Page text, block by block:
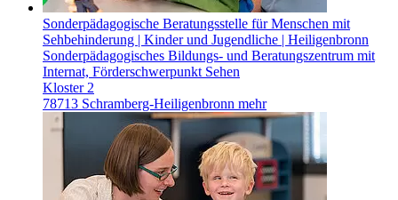
Sonderpädagogische Beratungsstelle für Menschen mit
Sehbehinderung | Kinder und Jugendliche | Heiligenbronn
Sonderpädagogisches Bildungs- und Beratungszentrum mit
Internat, Förderschwerpunkt Sehen
Kloster 2
78713 Schramberg-Heiligenbronn mehr